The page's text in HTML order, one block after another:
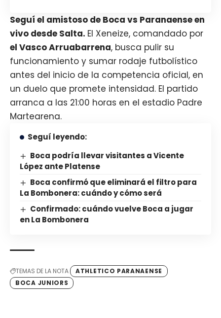
Seguí el amistoso de Boca vs Paranaense en
vivo desde Salta. El Xeneize, comandado por
el Vasco Arruabarrena, busca pulir su
funcionamiento y sumar rodaje futbolístico
antes del inicio de la competencia oficial, en
un duelo que promete intensidad. El partido
arranca a las 21:00 horas en el estadio Padre
Martearena.
Seguí leyendo:
Boca podría llevar visitantes a Vicente
López ante Platense
Boca confirmó que eliminará el filtro para
La Bombonera: cuándo y cómo será
Confirmado: cuándo vuelve Boca a jugar
en La Bombonera
TEMAS DE LA NOTA
ATHLETICO PARANAENSE
BOCA JUNIORS